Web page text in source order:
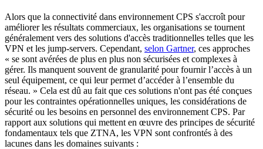
Alors que la connectivité dans environnement CPS s'accroît pour
améliorer les résultats commerciaux, les organisations se tournent
généralement vers des solutions d'accès traditionnelles telles que les
VPN et les jump-servers. Cependant, selon Gartner, ces approches
« se sont avérées de plus en plus non sécurisées et complexes à
gérer. Ils manquent souvent de granularité pour fournir l’accès à un
seul équipement, ce qui leur permet d’accéder à l’ensemble du
réseau. » Cela est dû au fait que ces solutions n'ont pas été conçues
pour les contraintes opérationnelles uniques, les considérations de
sécurité ou les besoins en personnel des environnement CPS. Par
rapport aux solutions qui mettent en œuvre des principes de sécurité
fondamentaux tels que ZTNA, les VPN sont confrontés à des
lacunes dans les domaines suivants :